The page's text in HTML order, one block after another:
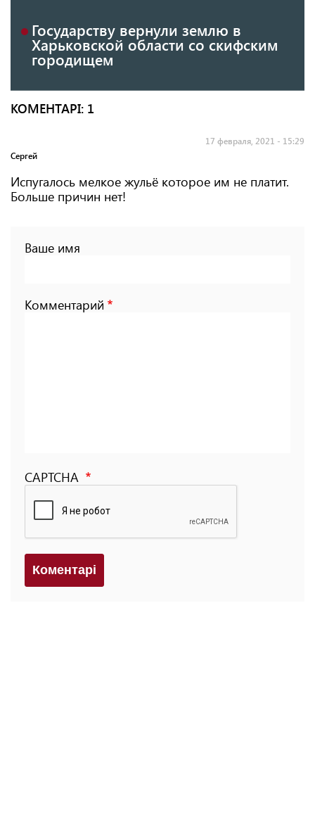
Государству вернули землю в
Харьковской области со скифским
городищем
КОМЕНТАРI: 1
17 февраля, 2021 - 15:29
Сергей
Испугалось мелкое жульё которое им не платит.
Больше причин нет!
Ваше имя
Комментарий
CAPTCHA
Коментарi